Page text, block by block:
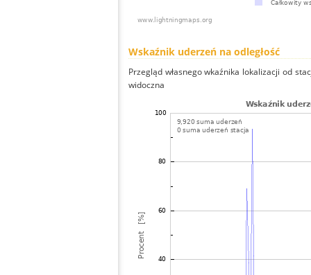
Wskaźnik uderzeń na odległość
Przegląd własnego wkaźnika lokalizacji od
widoczna